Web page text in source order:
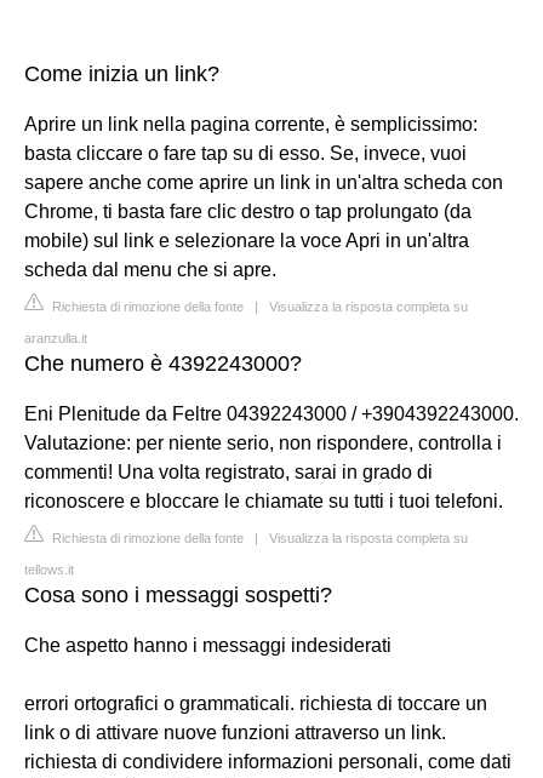
Come inizia un link?
Aprire un link nella pagina corrente, è semplicissimo:
basta cliccare o fare tap su di esso. Se, invece, vuoi
sapere anche come aprire un link in un'altra scheda con
Chrome, ti basta fare clic destro o tap prolungato (da
mobile) sul link e selezionare la voce Apri in un'altra
scheda dal menu che si apre.
Richiesta di rimozione della fonte | Visualizza la risposta completa su
aranzulla.it
Che numero è 4392243000?
Eni Plenitude da Feltre 04392243000 / +3904392243000.
Valutazione: per niente serio, non rispondere, controlla i
commenti! Una volta registrato, sarai in grado di
riconoscere e bloccare le chiamate su tutti i tuoi telefoni.
Richiesta di rimozione della fonte | Visualizza la risposta completa su
tellows.it
Cosa sono i messaggi sospetti?
Che aspetto hanno i messaggi indesiderati
errori ortografici o grammaticali. richiesta di toccare un
link o di attivare nuove funzioni attraverso un link.
richiesta di condividere informazioni personali, come dati